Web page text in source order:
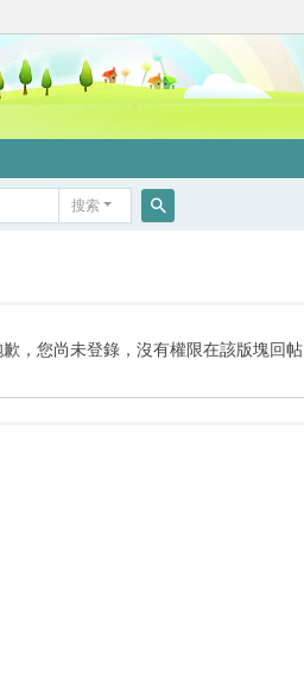
搜索
歉，您尚未登錄，沒有權限在該版塊回帖